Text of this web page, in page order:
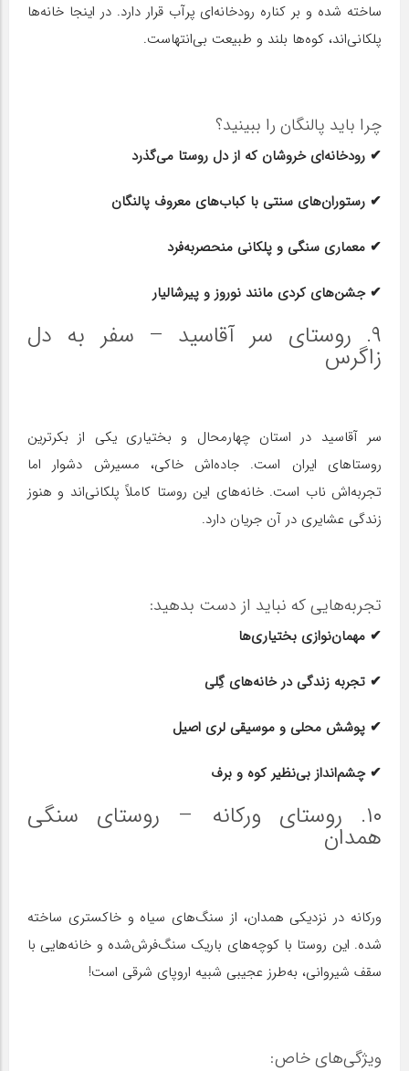
ساخته شده و بر کناره رودخانه‌ای پرآب قرار دارد. در اینجا خانه‌ها
پلکانی‌اند، کوه‌ها بلند و طبیعت بی‌انتهاست.
چرا باید پالنگان را ببینید؟
✔ رودخانه‌ای خروشان که از دل روستا می‌گذرد
✔ رستوران‌های سنتی با کباب‌های معروف پالنگان
✔ معماری سنگی و پلکانی منحصربه‌فرد
✔ جشن‌های کردی مانند نوروز و پیرشالیار
۹. روستای سر آقاسید – سفر به دل
زاگرس
سر آقاسید در استان چهارمحال و بختیاری یکی از بکرترین
روستاهای ایران است. جاده‌اش خاکی، مسیرش دشوار اما
تجربه‌اش ناب است. خانه‌های این روستا کاملاً پلکانی‌اند و هنوز
زندگی عشایری در آن جریان دارد.
تجربه‌هایی که نباید از دست بدهید:
✔ مهمان‌نوازی بختیاری‌ها
✔ تجربه زندگی در خانه‌های گِلی
✔ پوشش محلی و موسیقی لری اصیل
✔ چشم‌انداز بی‌نظیر کوه و برف
۱۰. روستای ورکانه – روستای سنگی
همدان
ورکانه در نزدیکی همدان، از سنگ‌های سیاه و خاکستری ساخته
شده. این روستا با کوچه‌های باریک سنگ‌فرش‌شده و خانه‌هایی با
سقف شیروانی، به‌طرز عجیبی شبیه اروپای شرقی است!
ویژگی‌های خاص: